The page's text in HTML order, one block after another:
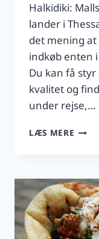
Halkidiki:
lander i
det mening
indkøb enten
Du kan få
kvalitet og
under rejse,…
LÆS MERE